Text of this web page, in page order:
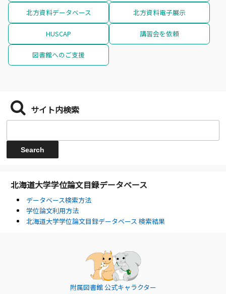
北方資料データベース 北方資料電子展示
HUSCAP 講習会を依頼
図書館へのご支援
サイト内検索
北海道大学学位論文目録データベース
データベース検索方法
学位論文利用方法
北海道大学学位論文目録データベース 検索結果
附属図書館 公式キャラクター